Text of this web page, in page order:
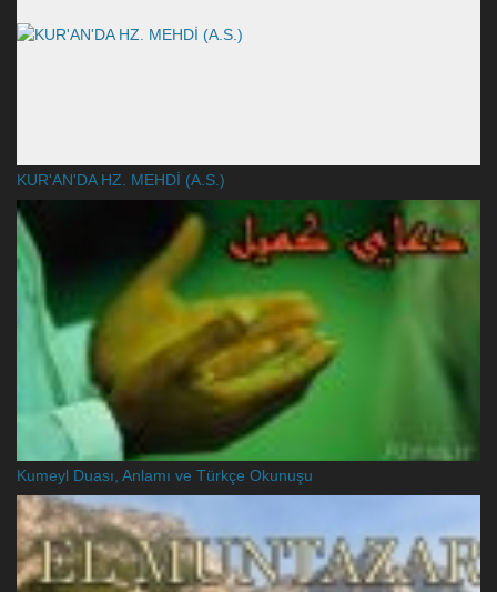
KUR'AN'DA HZ. MEHDİ (A.S.)
Kumeyl Duası, Anlamı ve Türkçe Okunuşu